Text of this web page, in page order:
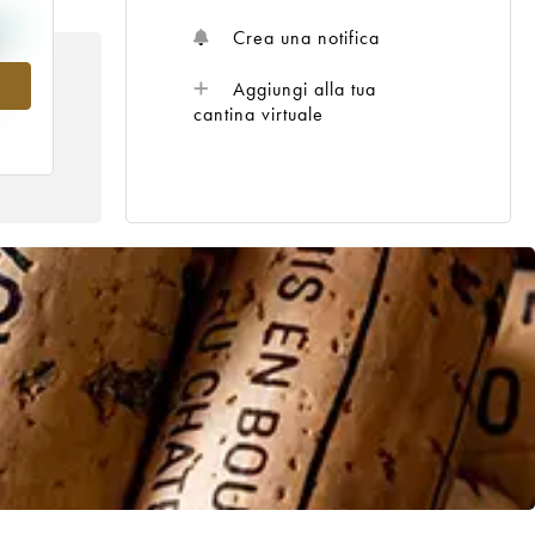
Crea una notifica
Aggiungi alla tua
cantina virtuale